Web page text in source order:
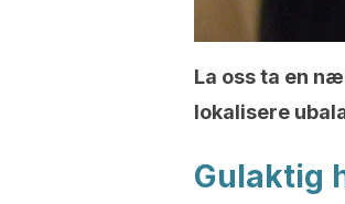
La oss ta en
lokalisere
Gulaktig